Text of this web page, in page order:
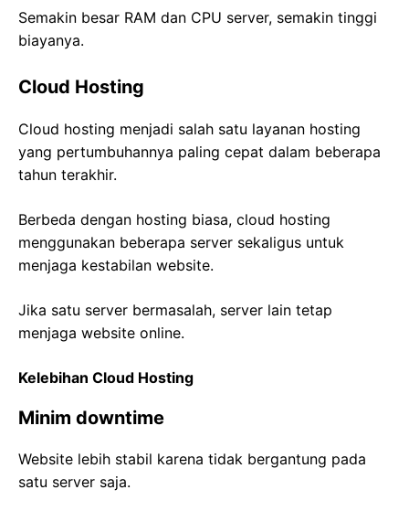
Semakin besar RAM dan CPU server, semakin tinggi
biayanya.
Cloud Hosting
Cloud hosting menjadi salah satu layanan hosting
yang pertumbuhannya paling cepat dalam beberapa
tahun terakhir.
Berbeda dengan hosting biasa, cloud hosting
menggunakan beberapa server sekaligus untuk
menjaga kestabilan website.
Jika satu server bermasalah, server lain tetap
menjaga website online.
Kelebihan Cloud Hosting
Minim downtime
Website lebih stabil karena tidak bergantung pada
satu server saja.